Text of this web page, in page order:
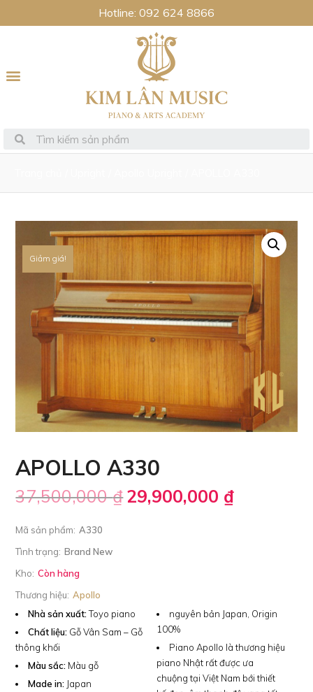
Hotline: 092 624 8866
Giảm giá!
APOLLO A330
37,500,000₫29,900,000 ₫
Mã sản phẩm: A330
Tình trạng: Brand New
Kho: Còn hàng
Thương hiệu: Apollo
Nhà sản xuất: Toyo piano
Chất liệu: Gỗ Vân Sam – Gỗ
thông khối
Màu sắc: Màu gỗ
Made in: Japan
nguyên bản Japan, Origin
100%
Piano Apollo là thương hiệu
piano Nhật rất được ưa
chuộng tại Việt Nam bới thiết